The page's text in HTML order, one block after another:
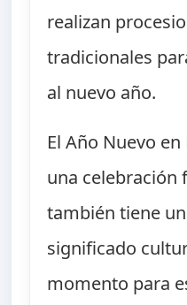
realizan
tradicionales
al nuevo año.
El Año Nuevo
una celebración
también tiene
significado
momento para